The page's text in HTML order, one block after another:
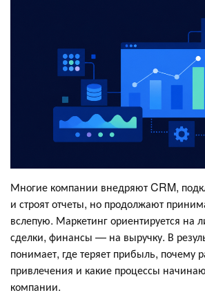
Многие компании внедряют CRM,
и строят отчеты, но продолжают
вслепую. Маркетинг ориентируется
сделки, финансы — на выручку. В
понимает, где теряет прибыль, почему
привлечения и какие процессы
компании.